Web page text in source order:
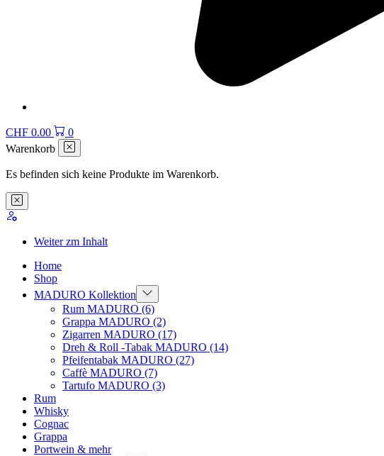
CHF 0.00
0
Warenkorb
Es befinden sich keine Produkte im Warenkorb.
Weiter zm Inhalt
Home
Shop
MADURO Kollektion
Rum MADURO (6)
Grappa MADURO (2)
Zigarren MADURO (17)
Dreh & Roll -Tabak MADURO (14)
Pfeifentabak MADURO (27)
Caffè MADURO (7)
Tartufo MADURO (3)
Rum
Whisky
Cognac
Grappa
Portwein & mehr